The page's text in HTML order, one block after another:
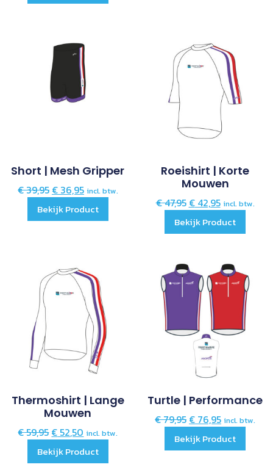
Short | Mesh Gripper
€39,95 €36,95 incl. btw.
Bekijk Product
Roeishirt | Korte
Mouwen
€47,95 €42,95 incl. btw.
Bekijk Product
Thermoshirt | Lange
Mouwen
€59,95€ 52,50 incl. btw.
Bekijk Product
Turtle | Performance
€79,95 € 76,95 incl. btw.
Bekijk Product